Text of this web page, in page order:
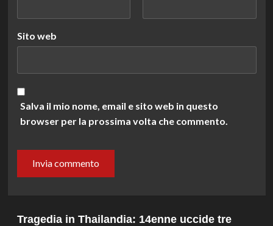
Sito web
Salva il mio nome, email e sito web in questo
browser per la prossima volta che commento.
Tragedia in Thailandia: 14enne uccide tre